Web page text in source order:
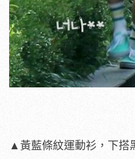
▲黃藍條紋運動衫，下搭